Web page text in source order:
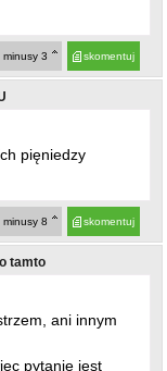
skomentuj
minusy 3
pięniedzy
skomentuj
minusy 8
tamto
ani innym
pytanie jest